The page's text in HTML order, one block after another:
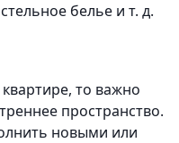
белье и т. д.
то важно
пространство.
новыми или